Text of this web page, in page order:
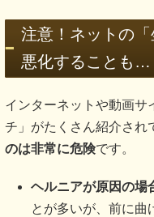
注意！ネットの
悪化することも…
インターネットや動画サ
チ」がたくさん紹介され
のは非常に危険です。
ヘルニアが原因の場
とが多いが、前に曲